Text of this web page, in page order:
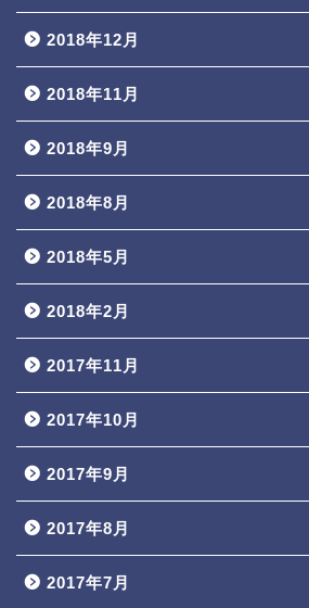
2018年12月
2018年11月
2018年9月
2018年8月
2018年5月
2018年2月
2017年11月
2017年10月
2017年9月
2017年8月
2017年7月